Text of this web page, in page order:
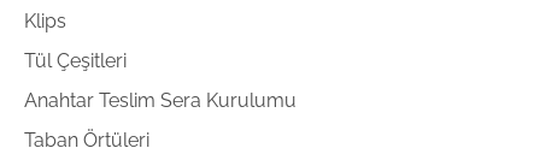
Klips
Tül Çeşitleri
Anahtar Teslim Sera Kurulumu
Taban Örtüleri